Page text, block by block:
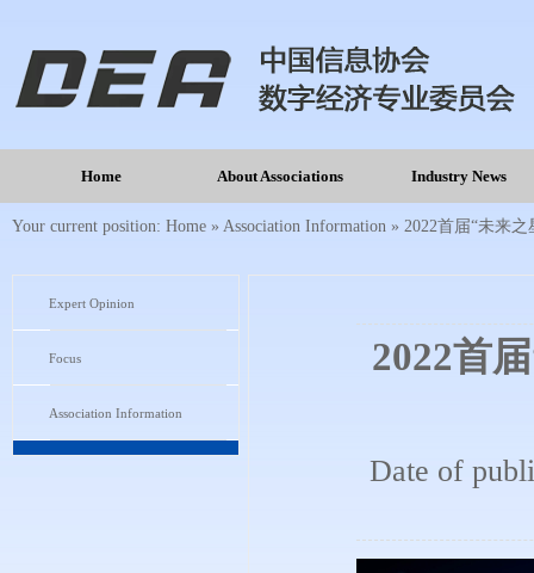
Home About Associations Industry News
Your current position: Home » Association Information » 2022首届“未来
Expert Opinion
Focus
Association Information
2022首
Date of